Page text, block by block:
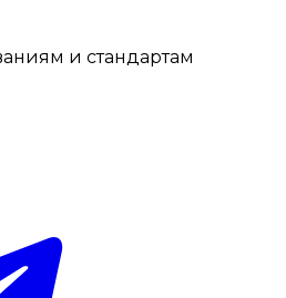
и стандартам